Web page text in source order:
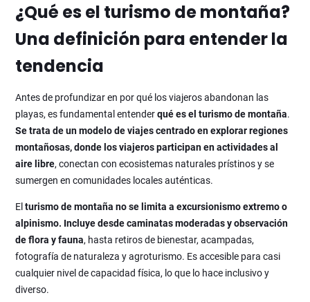
¿Qué es el turismo de montaña?
Una definición para entender la
tendencia
Antes de profundizar en por qué los viajeros abandonan las
playas, es fundamental entenderqué es el turismo de montaña.
Se trata de un modelo de viajes centrado en explorar regiones
montañosas, donde los viajeros participan en actividades al
aire libre, conectan con ecosistemas naturales prístinos y se
sumergen en comunidades locales auténticas.
Elturismo de montaña no se limita a excursionismo extremo o
alpinismo. Incluye desde caminatas moderadas y observación
de flora y fauna, hasta retiros de bienestar, acampadas,
fotografía de naturaleza y agroturismo. Es accesible para casi
cualquier nivel de capacidad física, lo que lo hace inclusivo y
diverso.